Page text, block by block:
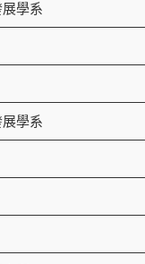
學系
學系